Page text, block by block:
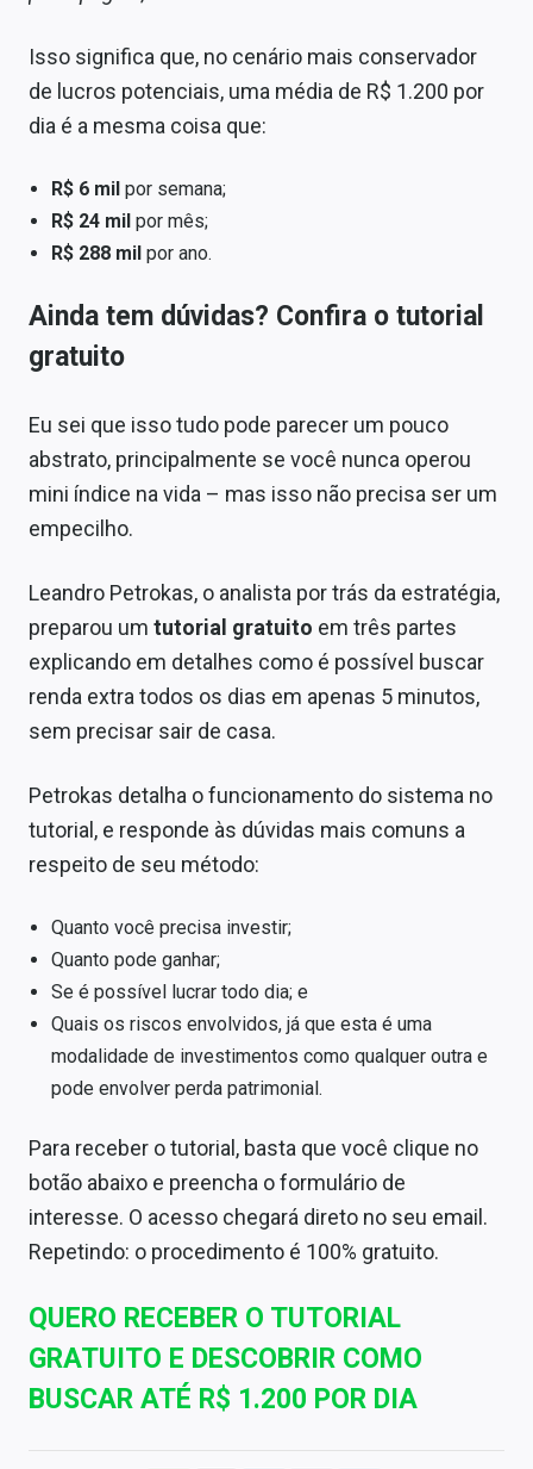
Isso significa que, no cenário mais conservador
de lucros potenciais, uma média de R$ 1.200 por
dia é a mesma coisa que:
R$ 6 milpor semana;
R$ 24 milpor mês;
R$ 288 milpor ano.
Ainda tem dúvidas? Confira o tutorial
gratuito
Eu sei que isso tudo pode parecer um pouco
abstrato, principalmente se você nunca operou
mini índice na vida – mas isso não precisa ser um
empecilho.
Leandro Petrokas, o analista por trás da estratégia,
preparou um tutorial gratuito em três partes
explicando em detalhes como é possível buscar
renda extra todos os dias em apenas 5 minutos,
sem precisar sair de casa.
Petrokas detalha o funcionamento do sistema no
tutorial, e responde às dúvidas mais comuns a
respeito de seu método:
Quanto você precisa investir;
Quanto pode ganhar;
Se é possível lucrar todo dia; e
Quais os riscos envolvidos, já que esta é uma
modalidade de investimentos como qualquer outra e
pode envolver perda patrimonial.
Para receber o tutorial, basta que você clique no
botão abaixo e preencha o formulário de
interesse. O acesso chegará direto no seu email.
Repetindo: o procedimento é 100% gratuito.
QUERO RECEBER O TUTORIAL
GRATUITO E DESCOBRIR COMO
BUSCAR ATÉ R$ 1.200 POR DIA